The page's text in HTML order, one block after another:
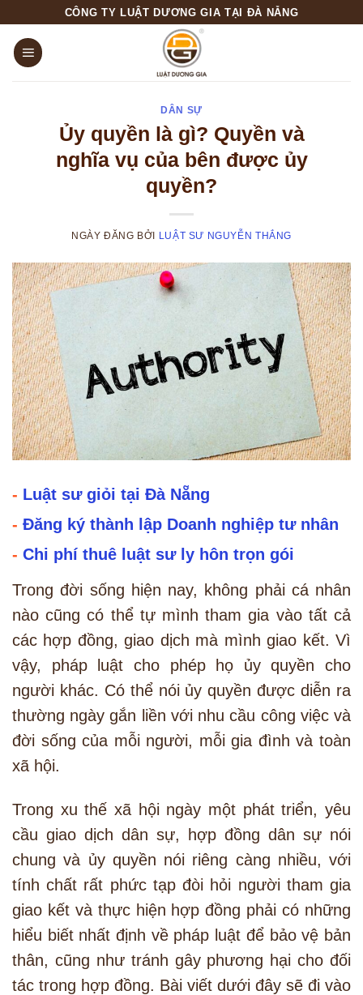
content
CÔNG TY LUẬT DƯƠNG GIA TẠI ĐÀ NẴNG
DÂN SỰ
Ủy quyền là gì? Quyền và
nghĩa vụ của bên được ủy
quyền?
NGÀY ĐĂNG BỞI LUẬT SƯ NGUYỄN THẮNG
- Luật sư giỏi tại Đà Nẵng
- Đăng ký thành lập Doanh nghiệp tư nhân
- Chi phí thuê luật sư ly hôn trọn gói
Trong đời sống hiện nay, không phải cá nhân
nào cũng có thể tự mình tham gia vào tất cả
các hợp đồng, giao dịch mà mình giao kết. Vì
vậy, pháp luật cho phép họ ủy quyền cho
người khác. Có thể nói ủy quyền được diễn ra
thường ngày gắn liền với nhu cầu công việc và
đời sống của mỗi người, mỗi gia đình và toàn
xã hội.
Trong xu thế xã hội ngày một phát triển, yêu
cầu giao dịch dân sự, hợp đồng dân sự nói
chung và ủy quyền nói riêng càng nhiều, với
tính chất rất phức tạp đòi hỏi người tham gia
giao kết và thực hiện hợp đồng phải có những
hiểu biết nhất định về pháp luật để bảo vệ bản
thân, cũng như tránh gây phương hại cho đối
tác trong hợp đồng. Bài viết dưới đây sẽ đi vào